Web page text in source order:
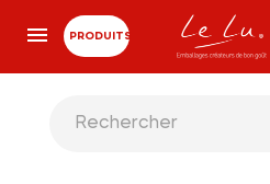
PRODUITS